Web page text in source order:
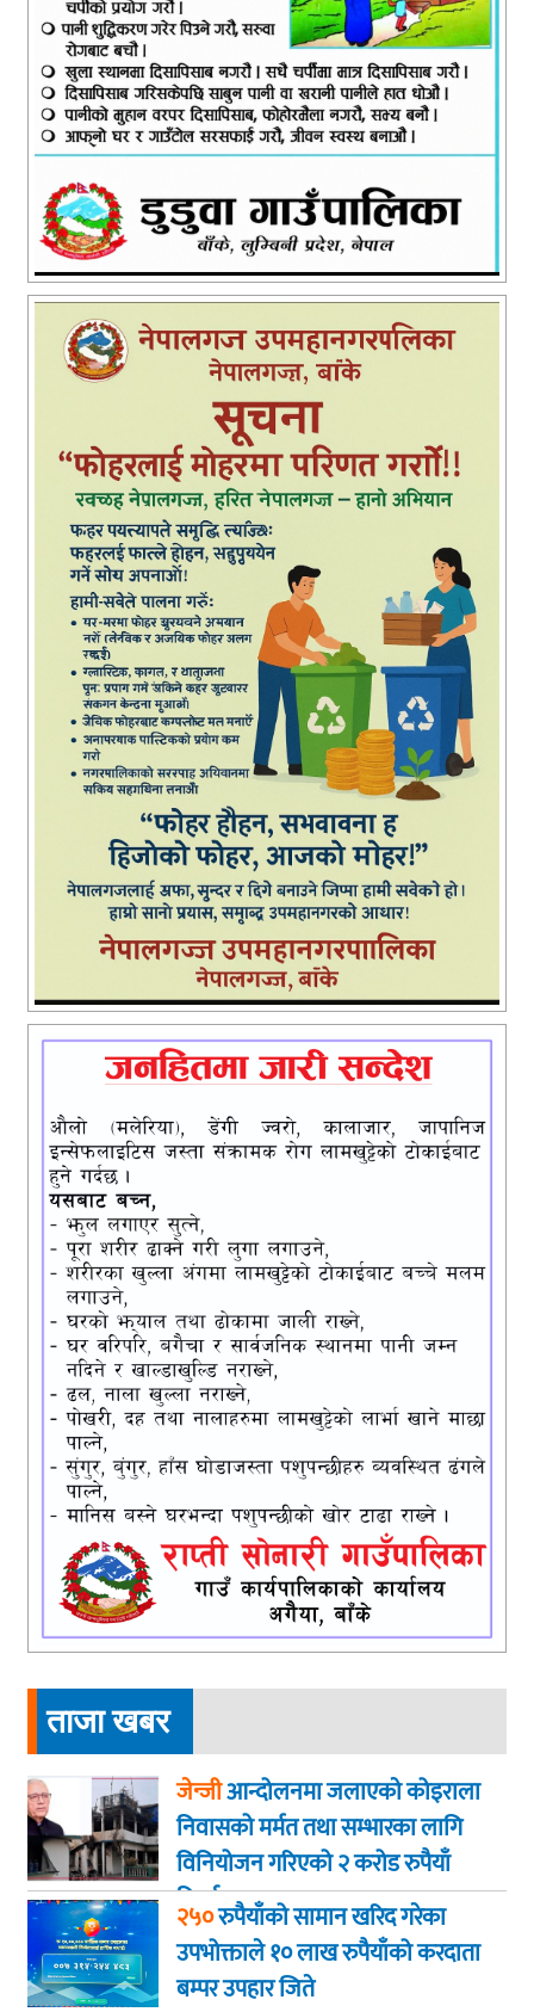
ताजा खबर
जेन्जीआन्दोलनमा जलाएकाे कोइराला
निवासको मर्मत तथा सम्भारका लागि
विनियोजन गरिएको २ करोड रुपैयाँ
फिर्ता
२५०रुपैयाँको सामान खरिद गरेका
उपभोक्ताले १० लाख रुपैयाँको करदाता
बम्पर उपहार जिते